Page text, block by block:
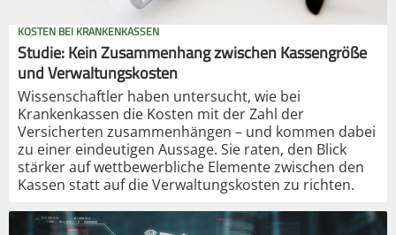
KOSTEN BEI KRANKENKASSEN
Studie: Kein Zusammenhang zwischen Kassengröße
und Verwaltungskosten
Wissenschaftler haben untersucht, wie bei
Krankenkassen die Kosten mit der Zahl der
Versicherten zusammenhängen – und kommen dabei
zu einer eindeutigen Aussage. Sie raten, den Blick
stärker auf wettbewerbliche Elemente zwischen den
Kassen statt auf die Verwaltungskosten zu richten.